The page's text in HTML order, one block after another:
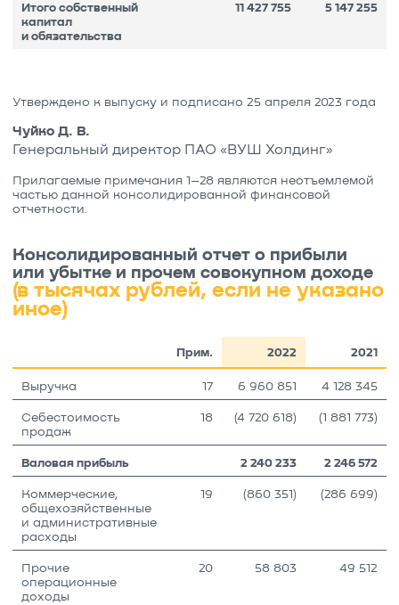
Итого собственный
капитал
и обязательства
11 427 755 5 147 255
Утверждено к выпуску и подписано 25 апреля 2023 года
Чуйко Д. В.
Генеральный директор ПАО «ВУШ Холдинг»
Прилагаемые примечания 1–28 являются неотъемлемой
частью данной консолидированной финансовой
отчетности.
Консолидированный отчет о прибыли
или убытке и прочем совокупном доходе
(в тысячах рублей, если не указано
иное)
Прим. 2022 2021
Выручка 17 6 960 851 4 128 345
Себестоимость
продаж
18 (4 720 618) (1 881 773)
Валовая прибыль 2 240 233 2 246 572
Коммерческие,
общехозяйственные
и административные
расходы
19 (860 351) (286 699)
Прочие
операционные
доходы
20 58 803 49 512